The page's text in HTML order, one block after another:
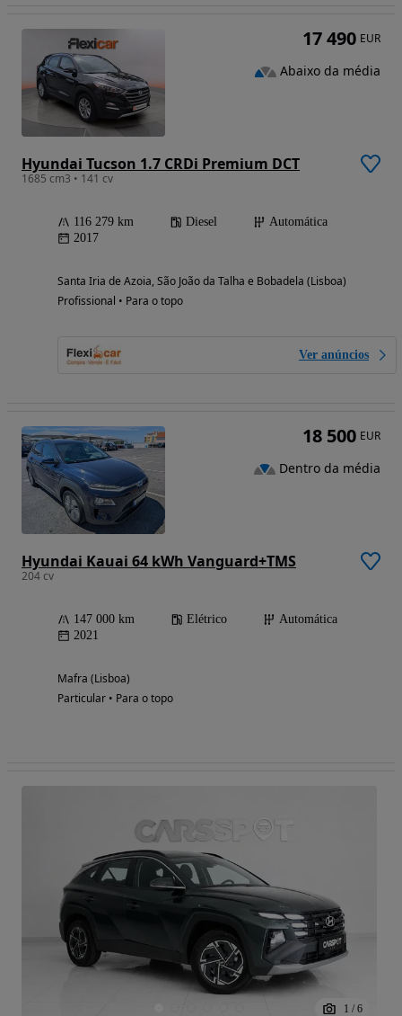
Hyundai Tucson 1.7 CRDi Premium DCT
1685 cm3 • 141 cv
116 279 km Diesel
Automática
2017
Santa Iria de Azoia, São João da Talha e Bobadela (Lisboa)
Profissional • Para o topo
Ver anúncios
17 490 EUR
Abaixo da média
Hyundai Kauai 64 kWh Vanguard+TMS
204 cv
147 000 km Elétrico
Automática
2021
Mafra (Lisboa)
Particular • Para o topo
18 500 EUR
Dentro da média
1 / 6